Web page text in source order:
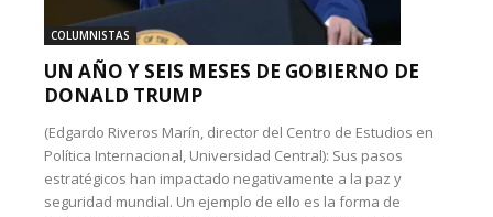
COLUMNISTAS
UN AÑO Y SEIS MESES DE GOBIERNO DE
DONALD TRUMP
(Edgardo Riveros Marín, director del Centro de Estudios en
Política Internacional, Universidad Central): Sus pasos
estratégicos han impactado negativamente a la paz y
seguridad mundial. Un ejemplo de ello es la forma de